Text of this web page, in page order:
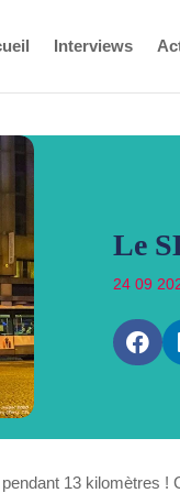
Interviews
Le
24 09

13 kilomètres !